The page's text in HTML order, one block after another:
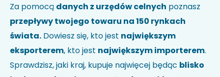
Za pomocą danych z urzędów celnych poznasz
przepływy twojego towaru na 150 rynkach
świata. Dowiesz się, kto jest największym
eksporterem, kto jest największym importerem.
Sprawdzisz, jaki kraj, kupuje najwięcej będąc blisko